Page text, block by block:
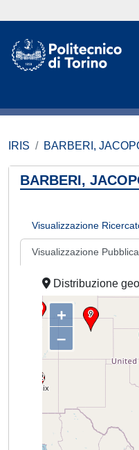
IRIS BARBERI,
BARBERI,
Visualizzazione
Visualizzazione
Distribuzione
+
–